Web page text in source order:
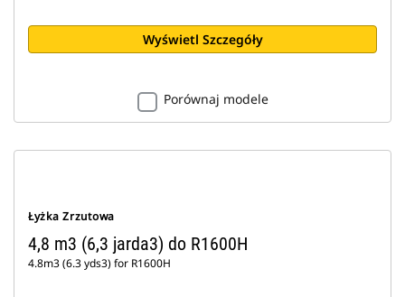
Wyświetl Szczegóły
Porównaj modele
Łyżka Zrzutowa
4,8 m3 (6,3 jarda3) do R1600H
4.8m3 (6.3 yds3) for R1600H